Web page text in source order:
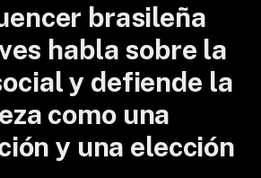
brasileña
habla sobre la
y defiende la
como una
y una elección